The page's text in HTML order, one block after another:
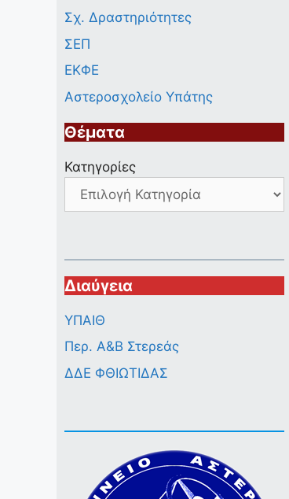
Σχ. Δραστηριότητες
ΣΕΠ
ΕΚΦΕ
Αστεροσχολείο Υπάτης
Θέματα
Κατηγορίες
Διαύγεια
ΥΠΑΙΘ
Περ. A&B Στερεάς
ΔΔΕ ΦΘΙΩΤΙΔΑΣ